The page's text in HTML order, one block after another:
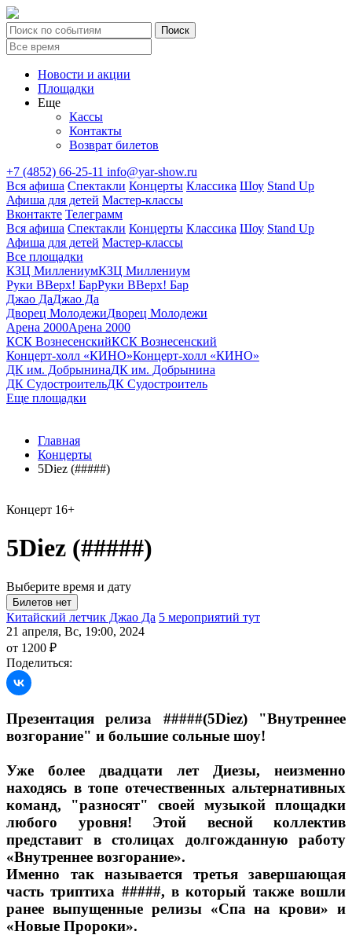
Новости и акции
Площадки
Еще
Кассы
Контакты
Возврат билетов
+7 (4852) 66-25-11 info@yar-show.ru
Вся афиша Спектакли Концерты Классика Шоу Stand Up
Афиша для детей Мастер-классы
Вконтакте Телеграмм
Вся афиша Спектакли Концерты Классика Шоу Stand Up
Афиша для детей Мастер-классы
Все площадки
КЗЦ МиллениумКЗЦ Миллениум
Руки ВВерх! БарРуки ВВерх! Бар
Джао ДаДжао Да
Дворец МолодежиДворец Молодежи
Арена 2000Арена 2000
КСК ВознесенскийКСК Вознесенский
Концерт-холл «КИНО»Концерт-холл «КИНО»
ДК им. ДобрынинаДК им. Добрынина
ДК СудостроительДК Судостроитель
Еще площадки
Главная
Концерты
5Diez (#####)
Концерт 16+
5Diez (#####)
Выберите время и дату
Китайский летчик Джао Да 5 мероприятий тут
21 апреля, Вс, 19:00, 2024
от 1200 ₽
Поделиться:
Презентация релиза #####(5Diez) "Внутреннее
возгорание" и большие сольные шоу!
Уже более двадцати лет Диезы, неизменно
находясь в топе отечественных альтернативных
команд, "разносят" своей музыкой площадки
любого уровня! Этой весной коллектив
представит в столицах долгожданную работу
«Внутреннее возгорание».
Именно так называется третья завершающая
часть триптиха #####, в который также вошли
ранее выпущенные релизы «Спа на крови» и
«Новые Пророки».